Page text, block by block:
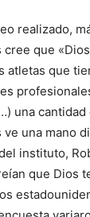
realizado,
que
atletas que
una
una mano
instituto,
que Dios